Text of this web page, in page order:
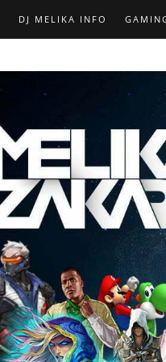
DJ MELIKA INFO